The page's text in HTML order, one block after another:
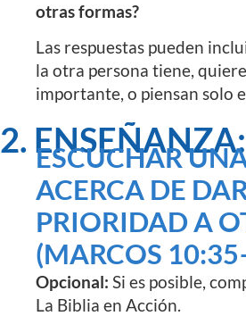
otras formas?
Las respuestas pueden
la otra persona tiene,
importante, o piensan solo
2. ENSEÑANZA:
ESCUCHAR
ACERCA DE
PRIORIDAD A
(MARCOS
Opcional: Si es posible,
La Biblia en Acción.